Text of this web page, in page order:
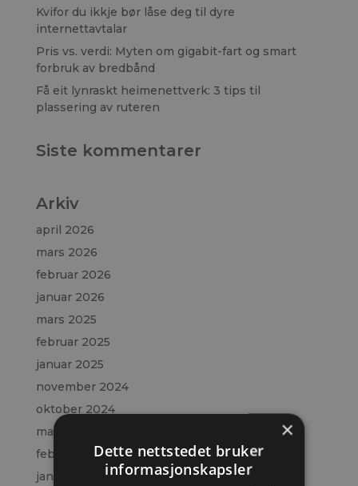
Kvifor du ikkje bør låse deg til dyre
internettavtalar
Pris vs. verdi: Myten om gigabit-fart og smart
forbruk av bredbånd
Få eit lynraskt heimenettverk: 3 tips til
plassering av ruteren
Siste kommentarer
Arkiv
april 2026
mars 2026
februar 2026
januar 2026
mars 2025
februar 2025
januar 2025
november 2024
oktober 2024
mars 2024
februar 2024
januar 2024
×
Dette nettstedet bruker
informasjonskapsler